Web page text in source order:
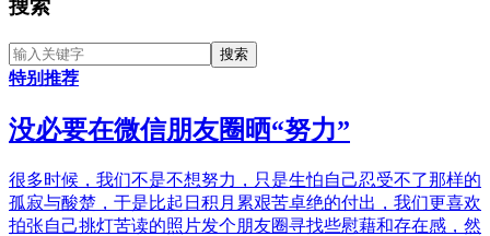
搜索
特别推荐
没必要在微信朋友圈晒“努力”
很多时候，我们不是不想努力，只是生怕自己忍受不了那样的
孤寂与酸楚，于是比起日积月累艰苦卓绝的付出，我们更喜欢
拍张自己挑灯苦读的照片发个朋友圈寻找些慰藉和存在感，然